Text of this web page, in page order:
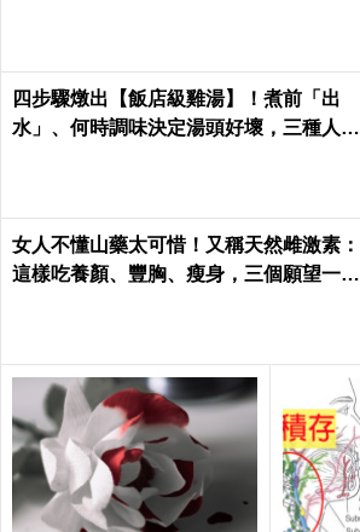
四步驟燉出【飯店級雞湯】！煮前「出
水」、何時調味決定湯頭好壞，三種人不
女人不懂山藥太可惜！又稱天然雌激素：
這樣吃養顏、豐胸、瘦身，三個願望一次